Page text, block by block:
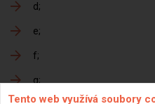
d
e
f
g
Tento web využívá soubory